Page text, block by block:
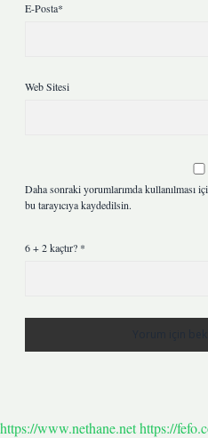
E-Posta*
Web Sitesi
Daha sonraki yorumlarımda kullanılması
bu tarayıcıya kaydedilsin.
6 + 2 kaçtır? *
https://www.nethane.nethttps://